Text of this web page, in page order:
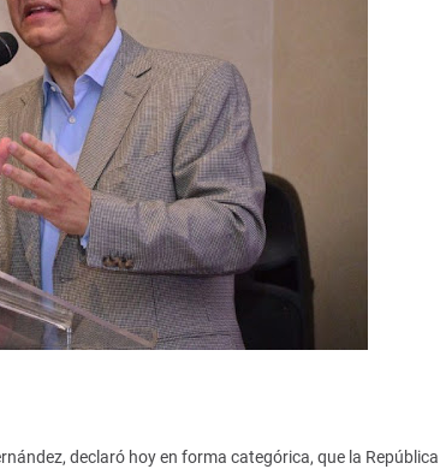
declaró hoy en forma categórica, que la República